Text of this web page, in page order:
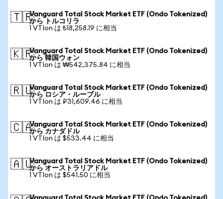
🇹🇷Vanguard Total Stock Market ETF (Ondo Tokenized)
から トルコリラ
1 VTIon は ₺18,258.19 に相当
🇰🇷Vanguard Total Stock Market ETF (Ondo Tokenized)
から 韓国ウォン
1 VTIon は ₩542,375.84 に相当
🇷🇺Vanguard Total Stock Market ETF (Ondo Tokenized)
から ロシア・ルーブル
1 VTIon は ₽31,609.46 に相当
🇨🇦Vanguard Total Stock Market ETF (Ondo Tokenized)
から カナダドル
1 VTIon は $533.44 に相当
🇦🇺Vanguard Total Stock Market ETF (Ondo Tokenized)
から オーストラリアドル
1 VTIon は $541.50 に相当